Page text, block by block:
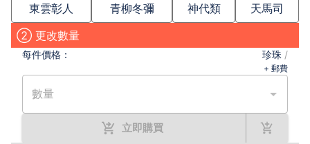
東雲彰人 青柳冬彌 神代類
天馬司
② 更改數量
每件價格： 珍珠 /
+ 郵費
數量
立即購買